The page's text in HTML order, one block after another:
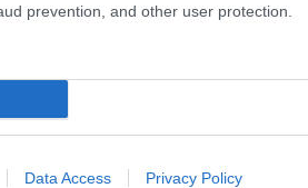
prevention, and other user protection.
Data Access Privacy Policy
dal menù del sito o